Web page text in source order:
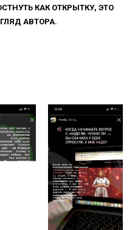
КАК ОТКРЫТКУ, ЭТО
АВТОРА.